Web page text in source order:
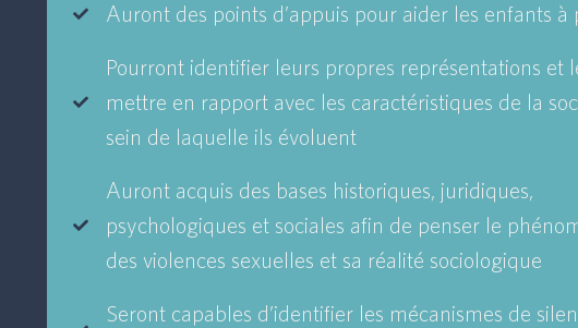
Auront des points d’appuis pour aider les enfants à
Pourront identifier leurs propres représentations et
mettre en rapport avec les caractéristiques de la
sein de laquelle ils évoluent
Auront acquis des bases historiques, juridiques,
psychologiques et sociales afin de penser le
des violences sexuelles et sa réalité sociologique
Seront capables d’identifier les mécanismes de